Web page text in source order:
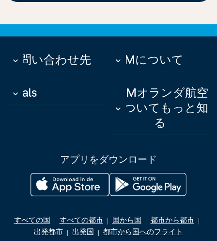
お問い合わせ先
keyboard_arrow_down KLMについて
keyboard_arrow_down
Deals
keyboard_arrow_down
KLMオランダ航空
についてもっと知
る
keyboard_arrow_down
アプリをダウンロード
すべての国 | すべての都市 | 国から国 | 都市から都市 |
出発都市 | 出発国 | 都市から国へのフライト